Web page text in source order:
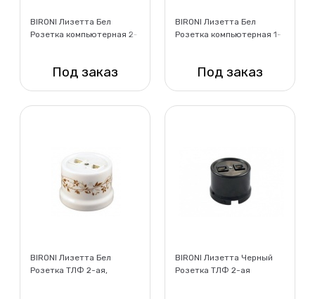
BIRONI Лизетта Бел
Розетка компьютерная 2-
Под заказ
Нет в наличии
BIRONI Лизетта Бел
Розетка компьютерная 1-
Под заказ
Нет в наличии
BIRONI Лизетта Бел
Розетка ТЛФ 2-ая,
BIRONI Лизетта Черный
Розетка ТЛФ 2-ая